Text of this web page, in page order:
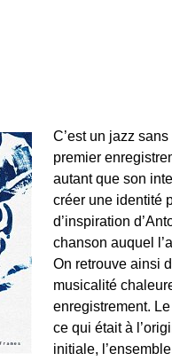
C’est un jazz
premier
autant que son
créer une identité
d’inspiration
chanson auquel
On retrouve ainsi
musicalité
enregistrement.
ce qui était à
initiale,